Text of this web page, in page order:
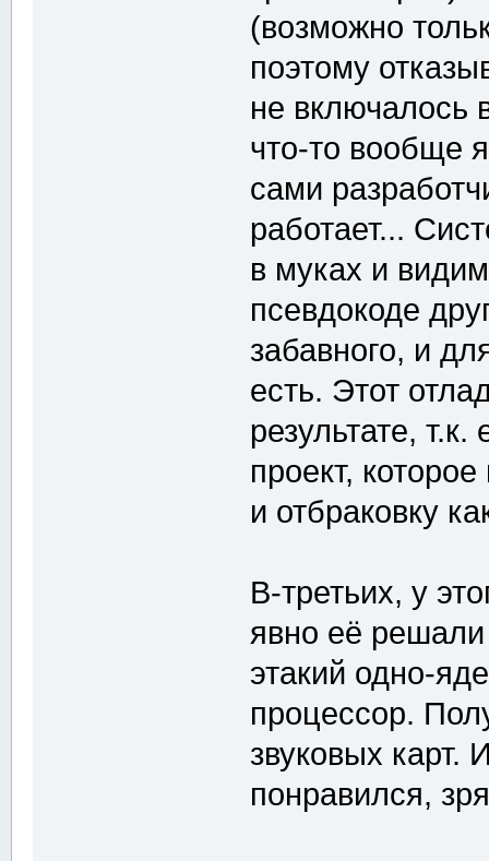
(возможно
поэтому
не включалось
что-то вообще
сами
работает...
в муках и
псевдокоде
забавного, и
есть. Этот
результате,
проект,
и отбраковку
В-третьих, у
явно её решали
этакий одно-
процессор.
звуковых
понравился,